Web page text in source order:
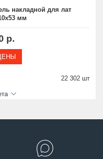
накладной для лат
мм
р.
22 302 шт